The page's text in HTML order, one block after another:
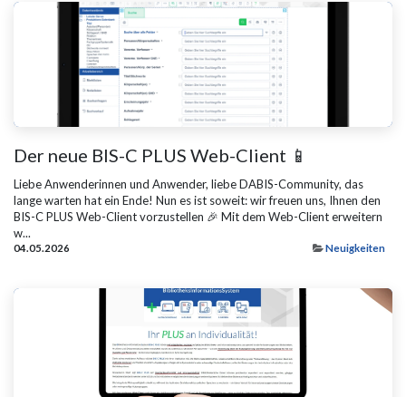
Der neue BIS-C PLUS Web-Client 📱
Liebe Anwenderinnen und Anwender, liebe DABIS-Community, das
lange warten hat ein Ende! Nun es ist soweit: wir freuen uns, Ihnen den
BIS-C PLUS Web-Client vorzustellen 🎉 Mit dem Web-Client erweitern
w...
04.05.2026 Neuigkeiten